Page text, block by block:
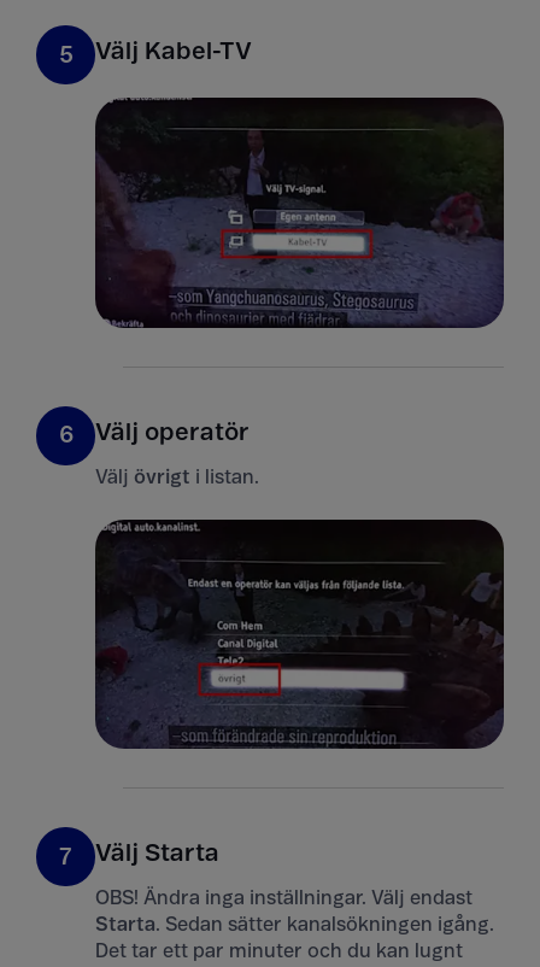
5 Välj Kabel-TV
6 Välj operatör
Välj övrigt i listan.
7 Välj Starta
OBS! Ändra inga inställningar. Välj endast
Starta. Sedan sätter kanalsökningen igång.
Det tar ett par minuter och du kan lugnt